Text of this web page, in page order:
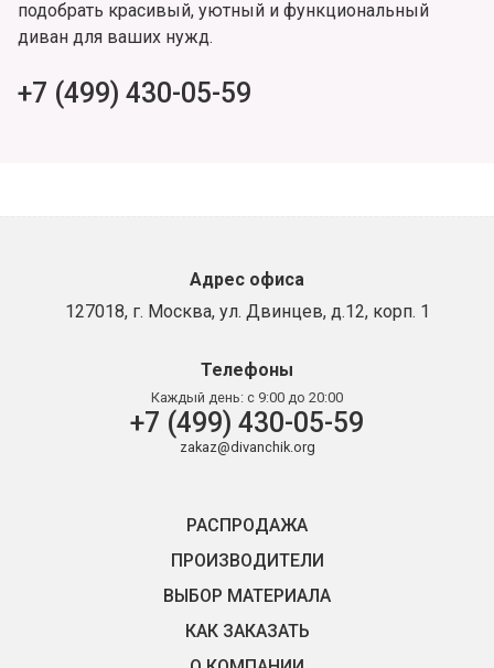
подобрать красивый, уютный и функциональный
диван для ваших нужд.
+7 (499) 430-05-59
Адрес офиса
127018, г. Москва, ул. Двинцев, д.12, корп. 1
Телефоны
Каждый день: с 9:00 до 20:00
+7 (499) 430-05-59
zakaz@divanchik.org
РАСПРОДАЖА
ПРОИЗВОДИТЕЛИ
ВЫБОР МАТЕРИАЛА
КАК ЗАКАЗАТЬ